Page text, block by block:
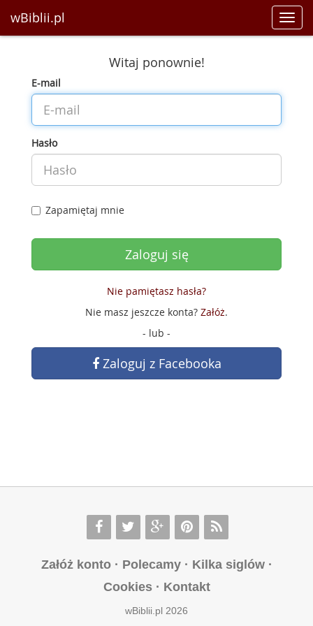
wBiblii.pl
Witaj ponownie!
E-mail
Hasło
Zapamiętaj mnie
Nie pamiętasz hasła?
Nie masz jeszcze konta? Załóż.
- lub -
Zaloguj z Facebooka
Załóż konto· Polecamy· Kilka siglów·
Cookies· Kontakt
wBiblii.pl 2026